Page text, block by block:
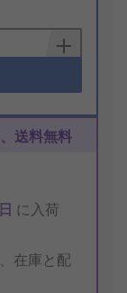
送料無料
に入荷
在庫と配